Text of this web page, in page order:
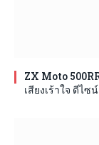
ZX Moto
เสียงเร้าใจ ดีไซ